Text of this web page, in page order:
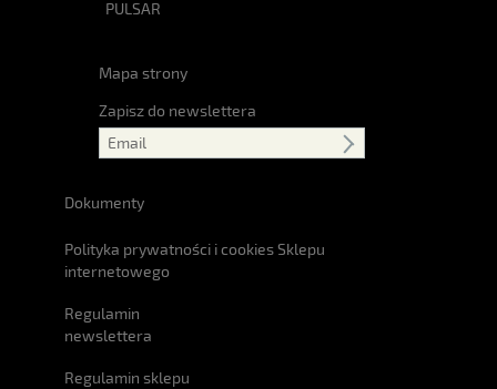
PULSAR
Mapa strony
Zapisz do newslettera
Dokumenty
Polityka prywatności i cookies Sklepu
internetowego
Regulamin
newslettera
Regulamin sklepu